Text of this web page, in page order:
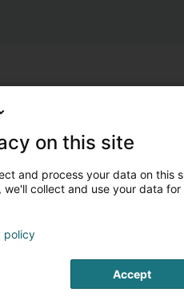
on this site
and process your data on this
we'll collect and use your data
policy
Accept